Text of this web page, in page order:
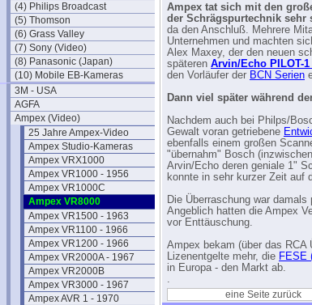
(4) Philips Broadcast
(5) Thomson
(6) Grass Valley
(7) Sony (Video)
(8) Panasonic (Japan)
(10) Mobile EB-Kameras
3M - USA
AGFA
Ampex (Video)
25 Jahre Ampex-Video
Ampex Studio-Kameras
Ampex VRX1000
Ampex VR1000 - 1956
Ampex VR1000C
Ampex VR8000
Ampex VR1500 - 1963
Ampex VR1100 - 1966
Ampex VR1200 - 1966
Ampex VR2000A - 1967
Ampex VR2000B
Ampex VR3000 - 1967
Ampex AVR 1 - 1970
Ampex tat sich mit den
der Schrägspurtechnik sehr
da den Anschluß. Mehrere
Unternehmen und machten
Alex Maxey, der den neuen
späteren Arvin/Echo PILOT-
den Vorläufer der BCN Serien
Dann viel später während
Nachdem auch bei Philps/
Gewalt voran getriebene
ebenfalls einem großen
"übernahm" Bosch
Arvin/Echo deren geniale 1"
konnte in sehr kurzer Zeit auf
Die Überraschung war
Angeblich hatten die Ampex
vor Enttäuschung.
Ampex bekam (über das RCA
Lizenentgelte mehr, die FESE
in Europa - den Markt ab.
.
eine Seite zurück